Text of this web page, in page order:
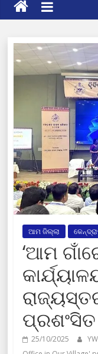
ଆମ ଜିଲ୍ଲା
‘ଆମ
ପ୍ରଶଂସିତ
25/10/2025